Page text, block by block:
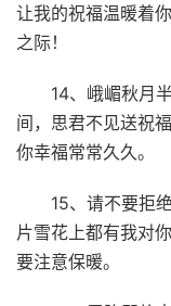
让我的祝福温暖着
之际！
14、峨嵋秋月
间，思君不见送祝
你幸福常常久久。
15、请不要拒
片雪花上都有我对
要注意保暖。